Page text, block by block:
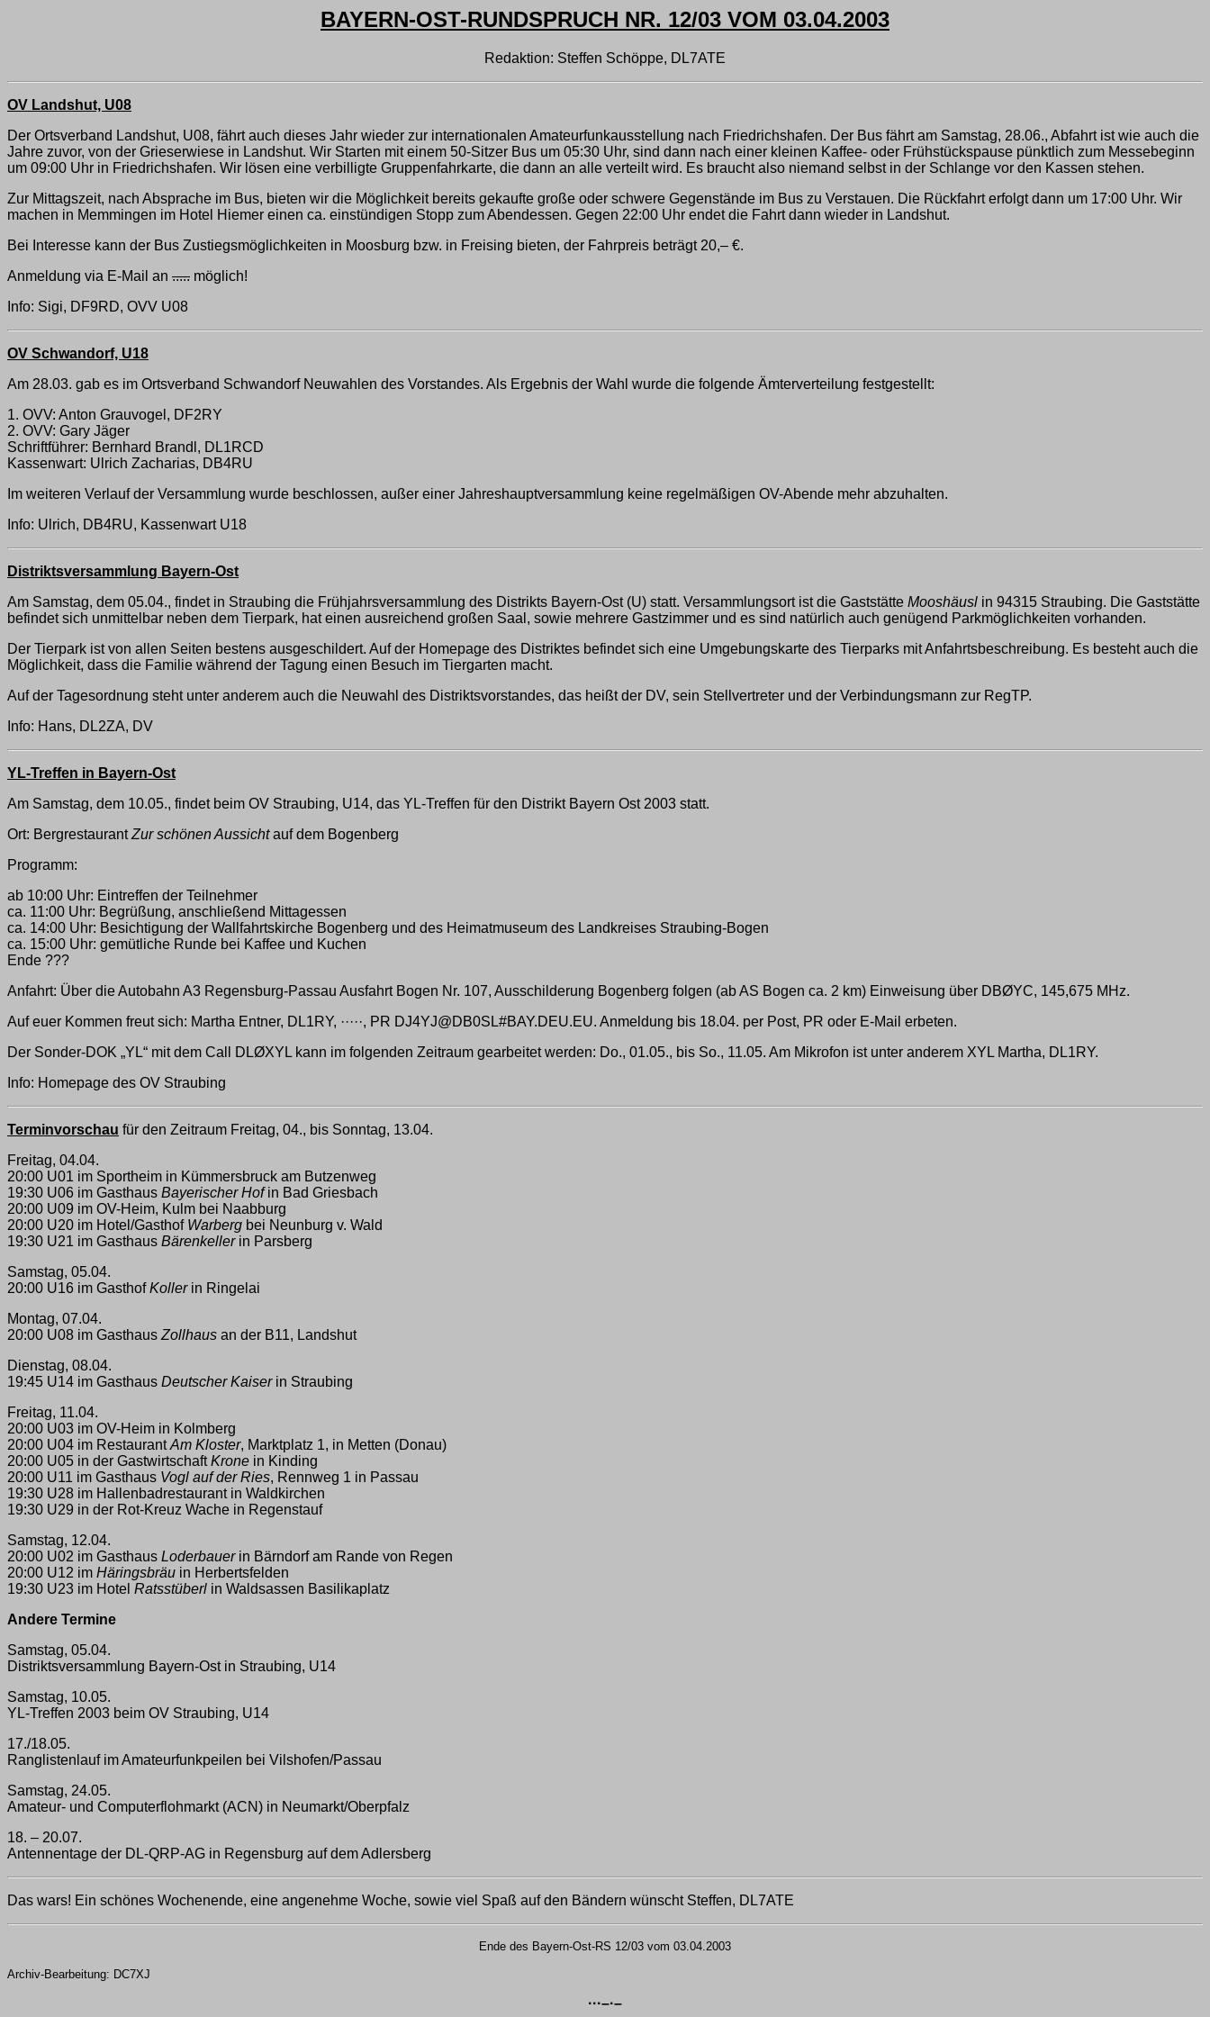
BAYERN-OST-RUNDSPRUCH NR. 12/03 VOM 03.04.2003
Redaktion: Steffen Schöppe, DL7ATE
OV Landshut, U08
Der Ortsverband Landshut, U08, fährt auch dieses Jahr wieder zur internationalen Amateurfunkausstellung nach Friedrichshafen. Der Bus fährt am Samstag, 28.06., Abfahrt ist wie auch die
Jahre zuvor, von der Grieserwiese in Landshut. Wir Starten mit einem 50-Sitzer Bus um 05:30 Uhr, sind dann nach einer kleinen Kaffee- oder Frühstückspause pünktlich zum Messebeginn
um 09:00 Uhr in Friedrichshafen. Wir lösen eine verbilligte Gruppenfahrkarte, die dann an alle verteilt wird. Es braucht also niemand selbst in der Schlange vor den Kassen stehen.
Zur Mittagszeit, nach Absprache im Bus, bieten wir die Möglichkeit bereits gekaufte große oder schwere Gegenstände im Bus zu Verstauen. Die Rückfahrt erfolgt dann um 17:00 Uhr. Wir
machen in Memmingen im Hotel Hiemer einen ca. einstündigen Stopp zum Abendessen. Gegen 22:00 Uhr endet die Fahrt dann wieder in Landshut.
Bei Interesse kann der Bus Zustiegsmöglichkeiten in Moosburg bzw. in Freising bieten, der Fahrpreis beträgt 20,– €.
Anmeldung via E-Mail an ..... möglich!
Info: Sigi, DF9RD, OVV U08
OV Schwandorf, U18
Am 28.03. gab es im Ortsverband Schwandorf Neuwahlen des Vorstandes. Als Ergebnis der Wahl wurde die folgende Ämterverteilung festgestellt:
1. OVV: Anton Grauvogel, DF2RY
2. OVV: Gary Jäger
Schriftführer: Bernhard Brandl, DL1RCD
Kassenwart: Ulrich Zacharias, DB4RU
Im weiteren Verlauf der Versammlung wurde beschlossen, außer einer Jahreshauptversammlung keine regelmäßigen OV-Abende mehr abzuhalten.
Info: Ulrich, DB4RU, Kassenwart U18
Distriktsversammlung Bayern-Ost
Am Samstag, dem 05.04., findet in Straubing die Frühjahrsversammlung des Distrikts Bayern-Ost (U) statt. Versammlungsort ist die Gaststätte Mooshäusl in 94315 Straubing. Die Gaststätte
befindet sich unmittelbar neben dem Tierpark, hat einen ausreichend großen Saal, sowie mehrere Gastzimmer und es sind natürlich auch genügend Parkmöglichkeiten vorhanden.
Der Tierpark ist von allen Seiten bestens ausgeschildert. Auf der Homepage des Distriktes befindet sich eine Umgebungskarte des Tierparks mit Anfahrtsbeschreibung. Es besteht auch die
Möglichkeit, dass die Familie während der Tagung einen Besuch im Tiergarten macht.
Auf der Tagesordnung steht unter anderem auch die Neuwahl des Distriktsvorstandes, das heißt der DV, sein Stellvertreter und der Verbindungsmann zur RegTP.
Info: Hans, DL2ZA, DV
YL-Treffen in Bayern-Ost
Am Samstag, dem 10.05., findet beim OV Straubing, U14, das YL-Treffen für den Distrikt Bayern Ost 2003 statt.
Ort: BergrestaurantZur schönen Aussichtauf dem Bogenberg
Programm:
ab 10:00 Uhr: Eintreffen der Teilnehmer
ca. 11:00 Uhr: Begrüßung, anschließend Mittagessen
ca. 14:00 Uhr: Besichtigung der Wallfahrtskirche Bogenberg und des Heimatmuseum des Landkreises Straubing-Bogen
ca. 15:00 Uhr: gemütliche Runde bei Kaffee und Kuchen
Ende ???
Anfahrt: Über die Autobahn A3 Regensburg-Passau Ausfahrt Bogen Nr. 107, Ausschilderung Bogenberg folgen (ab AS Bogen ca. 2 km) Einweisung über DBØYC, 145,675 MHz.
Auf euer Kommen freut sich: Martha Entner, DL1RY, ·····, PR DJ4YJ@DB0SL#BAY.DEU.EU. Anmeldung bis 18.04. per Post, PR oder E-Mail erbeten.
Der Sonder-DOK „YL“ mit dem Call DLØXYL kann im folgenden Zeitraum gearbeitet werden: Do., 01.05., bis So., 11.05. Am Mikrofon ist unter anderem XYL Martha, DL1RY.
Info: Homepage des OV Straubing
Terminvorschau für den Zeitraum Freitag, 04., bis Sonntag, 13.04.
Freitag, 04.04.
20:00 U01 im Sportheim in Kümmersbruck am Butzenweg
19:30 U06 im Gasthaus Bayerischer Hofin Bad Griesbach
20:00 U09 im OV-Heim, Kulm bei Naabburg
20:00 U20 im Hotel/Gasthof Warberg bei Neunburg v. Wald
19:30 U21 im Gasthaus Bärenkellerin Parsberg
Samstag, 05.04.
20:00 U16 im GasthofKollerin Ringelai
Montag, 07.04.
20:00 U08 im Gasthaus Zollhaus an der B11, Landshut
Dienstag, 08.04.
19:45 U14 im Gasthaus Deutscher Kaiserin Straubing
Freitag, 11.04.
20:00 U03 im OV-Heim in Kolmberg
20:00 U04 im RestaurantAm Kloster, Marktplatz 1, in Metten (Donau)
20:00 U05 in der GastwirtschaftKrone in Kinding
20:00 U11 im Gasthaus Vogl auf der Ries, Rennweg 1 in Passau
19:30 U28 im Hallenbadrestaurant in Waldkirchen
19:30 U29 in der Rot-Kreuz Wache in Regenstauf
Samstag, 12.04.
20:00 U02 im Gasthaus Loderbauerin Bärndorf am Rande von Regen
20:00 U12 im Häringsbräu in Herbertsfelden
19:30 U23 im Hotel Ratsstüberl in Waldsassen Basilikaplatz
Andere Termine
Samstag, 05.04.
Distriktsversammlung Bayern-Ost in Straubing, U14
Samstag, 10.05.
YL-Treffen 2003 beim OV Straubing, U14
17./18.05.
Ranglistenlauf im Amateurfunkpeilen bei Vilshofen/Passau
Samstag, 24.05.
Amateur- und Computerflohmarkt (ACN) in Neumarkt/Oberpfalz
18. – 20.07.
Antennentage der DL-QRP-AG in Regensburg auf dem Adlersberg
Das wars! Ein schönes Wochenende, eine angenehme Woche, sowie viel Spaß auf den Bändern wünscht Steffen, DL7ATE
Ende des Bayern-Ost-RS 12/03 vom 03.04.2003
Archiv-Bearbeitung: DC7XJ
···–·–